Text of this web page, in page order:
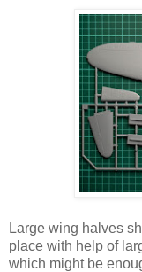
Large wing halves
place with help of
which might be